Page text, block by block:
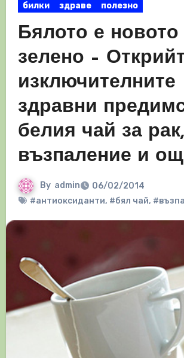
билки здраве полезно
Бялото е новото
зелено –
изключителните
здравни
белия чай за рак,
възпаление и
By admin
06/02/2014
#антиоксиданти, #бял чай,